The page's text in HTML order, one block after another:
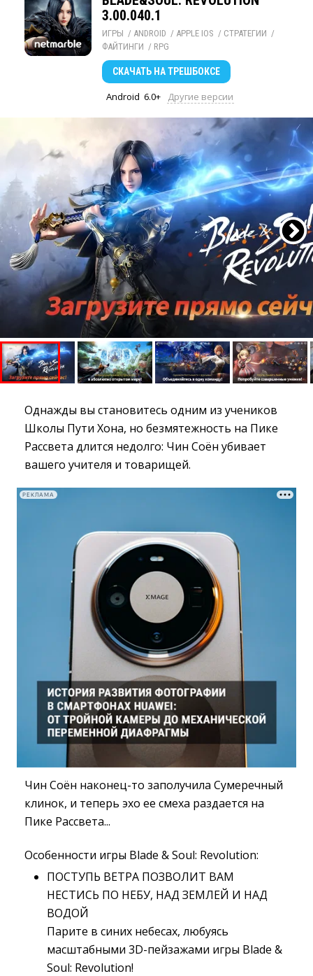
3.00.040.1
ИГРЫ / ANDROID / APPLE IOS / СТРАТЕГИИ /
ФАЙТИНГИ / RPG
СКАЧАТЬ НА ТРЕШБОКСЕ
Android 6.0+ Другие версии
Однажды вы становитесь одним из учеников
Школы Пути Хона, но безмятежность на Пике
Рассвета длится недолго: Чин Соён убивает
вашего учителя и товарищей.
РЕКЛАМА
Чин Соён наконец-то заполучила Сумеречный
клинок, и теперь эхо ее смеха раздается на
Пике Рассвета...
Особенности игры Blade & Soul: Revolution:
ПОСТУПЬ ВЕТРА ПОЗВОЛИТ ВАМ
НЕСТИСЬ ПО НЕБУ, НАД ЗЕМЛЕЙ И НАД
ВОДОЙ
Парите в синих небесах, любуясь
масштабными 3D-пейзажами игры Blade &
Soul: Revolution!